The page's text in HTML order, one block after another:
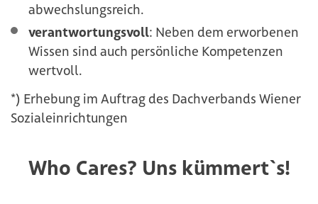
abwechslungsreich.
verantwortungsvoll: Neben dem erworbenen
Wissen sind auch persönliche Kompetenzen
wertvoll.
*) Erhebung im Auftrag des Dachverbands Wiener
Sozialeinrichtungen
Who Cares? Uns kümmert`s!